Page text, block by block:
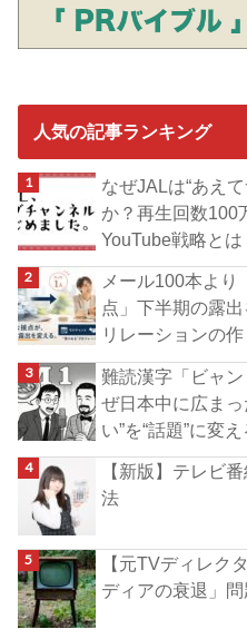
人気の記事ランキング
なぜJALは“あえ
か？再生回数100
YouTube戦略とは
メール100本より
点」下半期の露
リレーションの
難読漢字「ビャ
ぜ日本中に広ま
い”を“話題”に変
【新版】テレビ
法
【元TVディレク
ディアの衰退」